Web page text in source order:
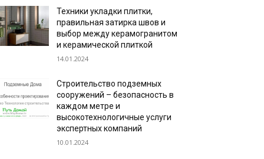
Техники укладки плитки,
правильная затирка швов и
выбор между керамогранитом
и керамической плиткой
14.01.2024
Строительство подземных
сооружений – безопасность в
каждом метре и
высокотехнологичные услуги
экспертных компаний
10.01.2024